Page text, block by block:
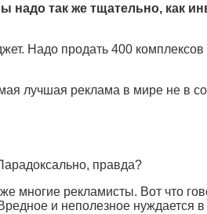
надо так же тщательно, как
Надо продать 400
лучшая реклама в мире не в
правда?
многие рекламисты. Вот что
и неполезное нуждается